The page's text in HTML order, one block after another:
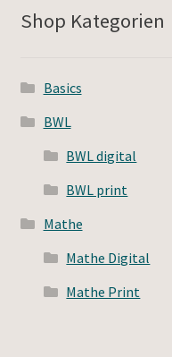
Shop Kategorien
Basics
BWL
BWL digital
BWL print
Mathe
Mathe Digital
Mathe Print